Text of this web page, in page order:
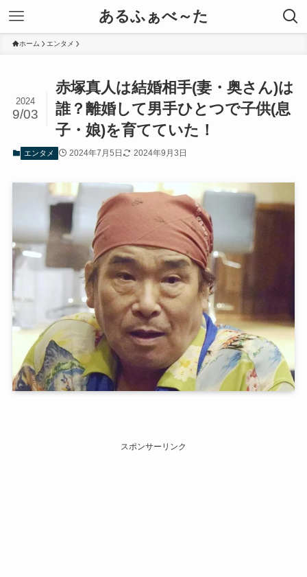
あるふぁべ～た
ホーム エンタメ
赤塚真人は結婚相手(妻・奥さん)は
誰？離婚して男手ひとつで子供(息
子・娘)を育てていた！
2024
9/03
エンタメ 2024年7月5日 2024年9月3日
スポンサーリンク